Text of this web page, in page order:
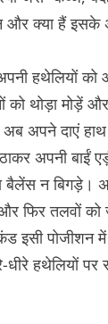
क्या हैं इसके
हथेलियों
को थोड़ा मोड़ें
अपने दाएं
अपनी बाईं
बैलेंस न बिगड़े।
फिर तलवों को
इसी पोजीशन
हथेलियों पर